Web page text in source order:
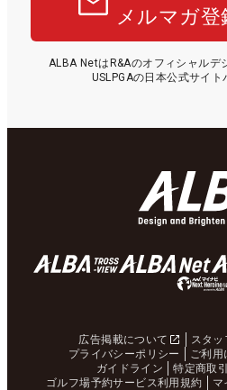
メルマガ登
ALBA NetはR&Aのオフィシャルデ
USLPGAの日本公式サイト
広告掲載について スタ
プライバシーポリシー
ご利用
ガイドライン
特定商取
ゴルフ場予約サービス利用規約
マ